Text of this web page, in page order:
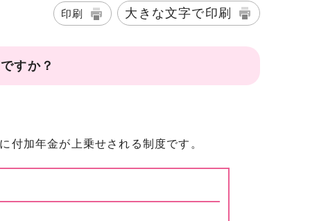
印刷 大きな文字で印刷
すか？
付加年金が上乗せされる制度です。